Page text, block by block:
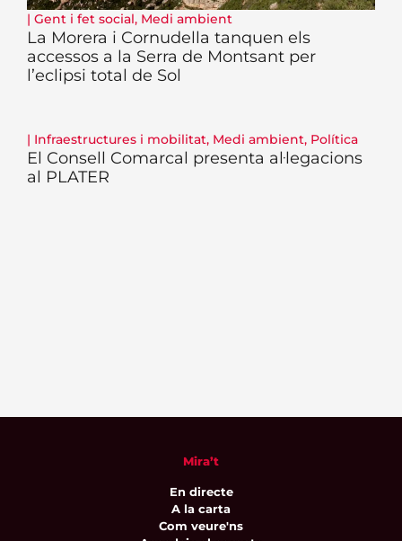
| Gent i fet social, Medi ambient
La Morera i Cornudella tanquen els
accessos a la Serra de Montsant per
l’eclipsi total de Sol
| Infraestructures i mobilitat, Medi ambient, Política
El Consell Comarcal presenta al·legacions
al PLATER
Mira’t
En directe
A la carta
Com veure'ns